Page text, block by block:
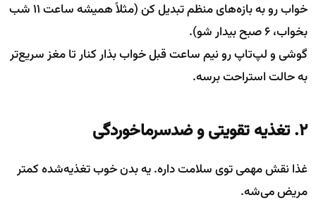
خواب رو به بازه‌های منظم تبدیل کن (مثلاً همیشه ساعت ۱۱ شب
بخواب، ۶ صبح بیدار شو).
گوشی و لپ‌تاپ رو نیم ساعت قبل خواب بذار کنار تا مغز سریع‌تر
به حالت استراحت برسه.
۲. تغذیه تقویتی و ضدسرماخوردگی
غذا نقش مهمی توی سلامت داره. یه بدن خوب تغذیه‌شده کمتر
مریض می‌شه.